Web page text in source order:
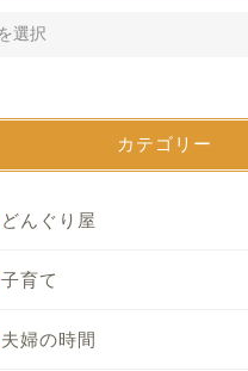
カテゴリー
どんぐり屋
子育て
夫婦の時間